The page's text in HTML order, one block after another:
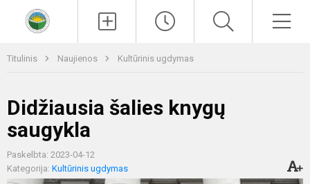
Titulinis Naujienos Kultūrinis ugdymas
Didžiausia šalies knygų
saugykla
Paskelbta: 2023-04-12
Kategorija: Kultūrinis ugdymas